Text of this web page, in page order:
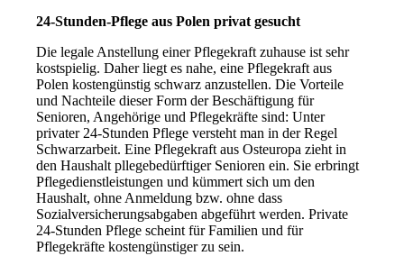
24-Stunden-Pflege aus Polen privat gesucht
Die legale Anstellung einer Pflegekraft zuhause ist sehr
kostspielig. Daher liegt es nahe, eine Pflegekraft aus
Polen kostengünstig schwarz anzustellen. Die Vorteile
und Nachteile dieser Form der Beschäftigung für
Senioren, Angehörige und Pflegekräfte sind: Unter
privater 24-Stunden Pflege versteht man in der Regel
Schwarzarbeit. Eine Pflegekraft aus Osteuropa zieht in
den Haushalt pllegebedürftiger Senioren ein. Sie erbringt
Pflegedienstleistungen und kümmert sich um den
Haushalt, ohne Anmeldung bzw. ohne dass
Sozialversicherungsabgaben abgeführt werden. Private
24-Stunden Pflege scheint für Familien und für
Pflegekräfte kostengünstiger zu sein.